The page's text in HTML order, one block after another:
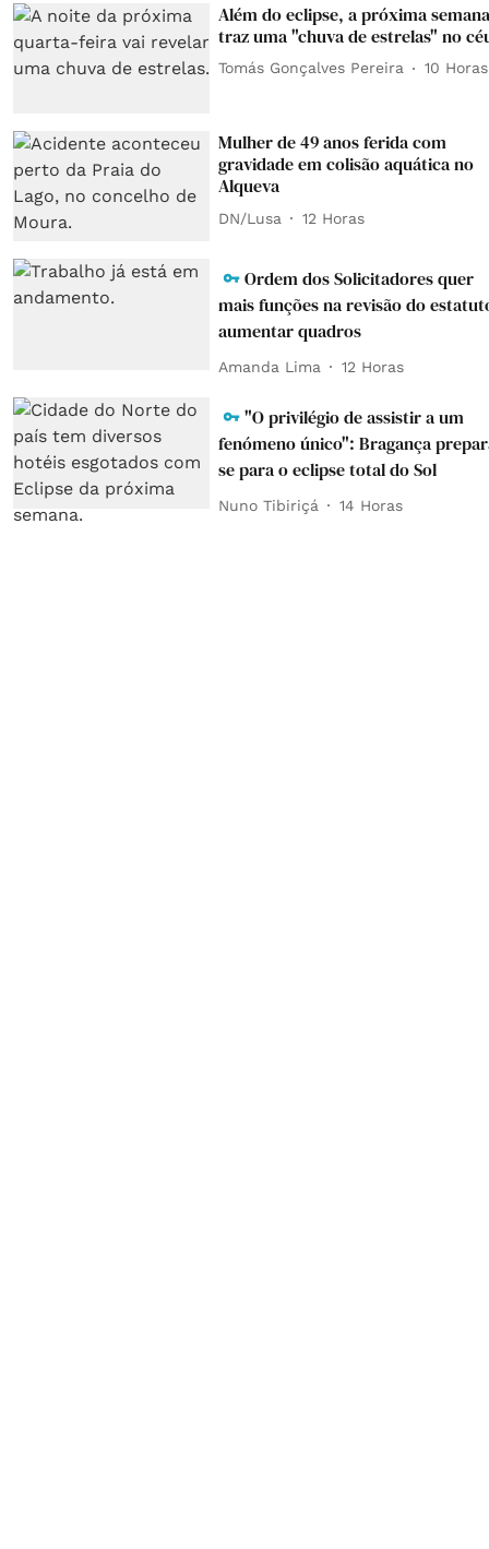
Além do eclipse, a próxima semana
traz uma "chuva de estrelas" no
Tomás Gonçalves Pereira 10 Horas
Mulher de 49 anos ferida com
gravidade em colisão aquática no
Alqueva
DN/Lusa 12 Horas
Ordem dos Solicitadores quer
mais funções na revisão do
aumentar quadros
Amanda Lima 12 Horas
"O privilégio de assistir a um
fenómeno único": Bragança
se para o eclipse total do Sol
Nuno Tibiriçá 14 Horas